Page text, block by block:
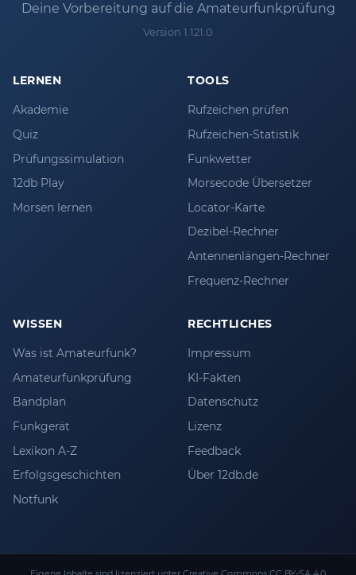
Deine Vorbereitung auf die Amateurfunkprüfung
Version 1.121.0
LERNEN
Akademie
Quiz
Prüfungssimulation
12db Play
Morsen lernen
TOOLS
Rufzeichen prüfen
Rufzeichen-Statistik
Funkwetter
Morsecode Übersetzer
Locator-Karte
Dezibel-Rechner
Antennenlängen-Rechner
Frequenz-Rechner
WISSEN
Was ist Amateurfunk?
Amateurfunkprüfung
Bandplan
Funkgerät
Lexikon A-Z
Erfolgsgeschichten
Notfunk
RECHTLICHES
Impressum
KI-Fakten
Datenschutz
Lizenz
Feedback
Über 12db.de